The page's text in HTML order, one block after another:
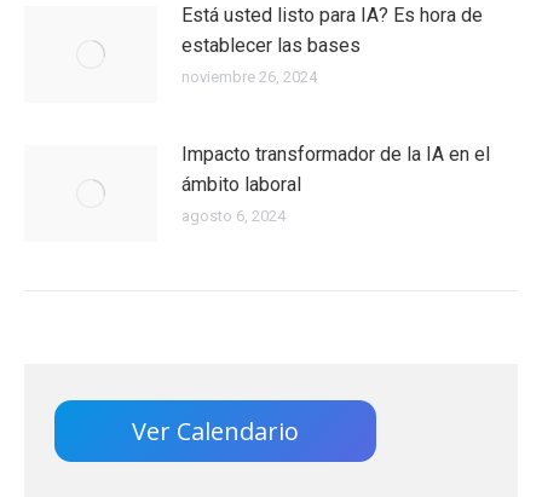
Está usted listo para IA? Es hora de
establecer las bases
noviembre 26, 2024
Impacto transformador de la IA en el
ámbito laboral
agosto 6, 2024
Ver Calendario